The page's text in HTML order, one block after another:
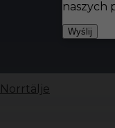
Norrtälje
naszych
Wyślij